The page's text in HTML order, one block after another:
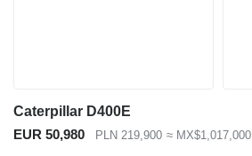
Caterpillar D400E
EUR 50,980
PLN 219,900 ≈ MX$1,017,000